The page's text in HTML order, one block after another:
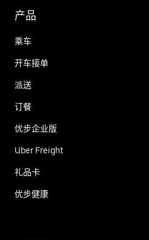
产品
乘车
开车接单
派送
订餐
优步企业版
Uber Freight
礼品卡
优步健康